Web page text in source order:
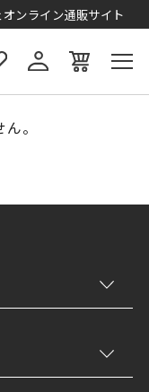
ンライン通販サイト
。